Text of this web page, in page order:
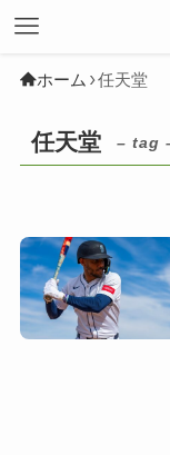
ホーム 任天堂
任天堂 – tag